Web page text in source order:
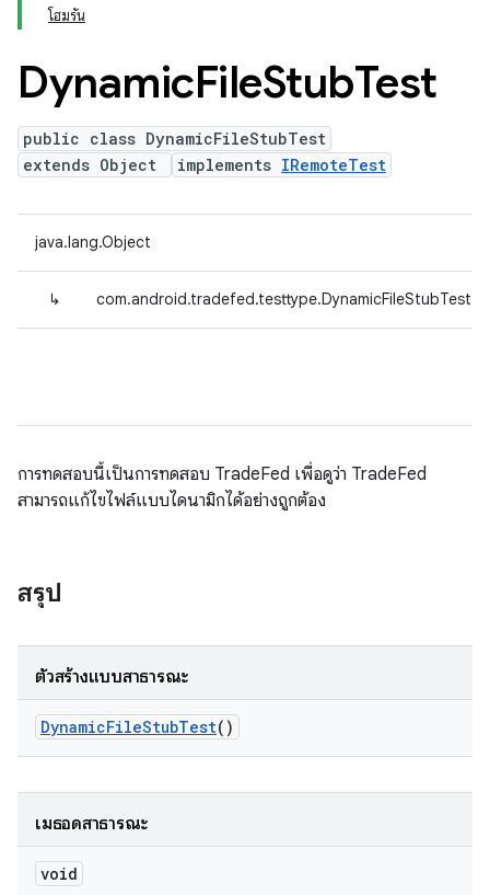
โฮมรัน
DynamicFileStubTest
public class DynamicFileStubTest
extends Object
implements IRemoteTest
java.lang.Object
↳ com.android.tradefed.testtype.DynamicFileStubTest
การทดสอบนี้เป็นการทดสอบ TradeFed เพื่อดูว่า TradeFed
สามารถแก้ไขไฟล์แบบไดนามิกได้อย่างถูกต้อง
สรุป
ตัวสร้างแบบสาธารณะ
DynamicFileStubTest()
เมธอดสาธารณะ
void